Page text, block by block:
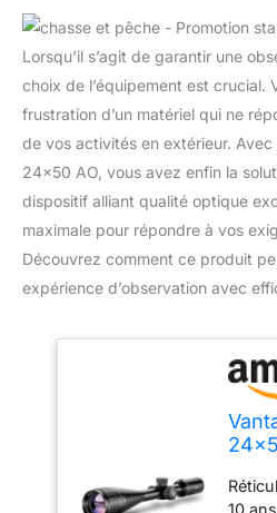
Lorsqu’il s’agit de garantir une
choix de l’équipement est crucial.
frustration d’un matériel qui ne
de vos activités en extérieur.
24×50 AO, vous avez enfin la
dispositif alliant qualité optique
maximale pour répondre à vos
Découvrez comment ce produit
expérience d’observation avec
10